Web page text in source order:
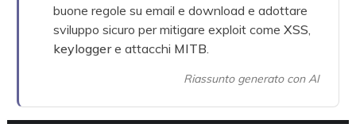
buone regole su email e download e adottare
sviluppo sicuro per mitigare exploit comeXSS
keyloggere attacchi MITB
Riassunto generato con AI